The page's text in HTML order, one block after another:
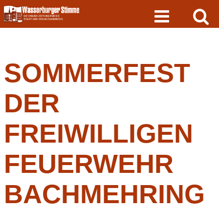
Skip
to
content
SOMMERFEST
DER
FREIWILLIGEN
FEUERWEHR
BACHMEHRING